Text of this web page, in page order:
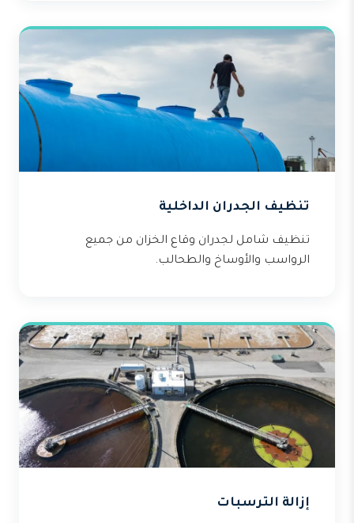
تنظيف الجدران الداخلية
تنظيف شامل لجدران وقاع الخزان من جميع
الرواسب والأوساخ والطحالب.
إزالة الترسبات